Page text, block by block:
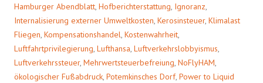
e
u
e
m
F
e
n
s
e
i
d
i
n
n
e
u
m
Hamburger Abendblatt, Hofberichterstattung, Ignoranz,
Internalisierung externer Umweltkosten, Kerosinsteuer, Klimalast
Fliegen, Kompensationshandel, Kostenwahrheit,
Luftfahrtprivilegierung, Lufthansa, Luftverkehrslobbyismus,
Luftverkehrssteuer, Mehrwertsteuerbefreiung, NoFlyHAM,
ökologischer Fußabdruck, Potemkinsches Dorf, Power to Liquid